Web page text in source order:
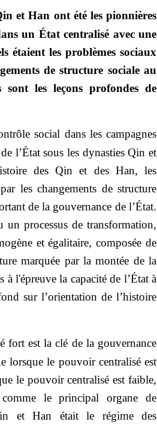
et Han ont été les pionnières
un État centralisé avec une
étaient les problèmes sociaux
de structure sociale au
les leçons profondes de
social dans les campagnes
l’État sous les dynasties Qin et
des Qin et des Han, les
les changements de structure
de la gouvernance de l’État.
processus de transformation,
et égalitaire, composée de
marquée par la montée de la
l'épreuve la capacité de l’État à
sur l’orientation de l’histoire
fort est la clé de la gouvernance
lorsque le pouvoir centralisé est
le pouvoir centralisé est faible,
comme le principal organe de
et Han était le régime des